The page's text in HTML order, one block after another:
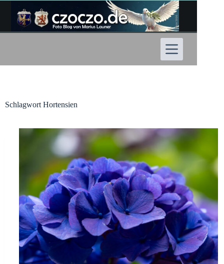
Inhalt
springen
Schlagwort Hortensien